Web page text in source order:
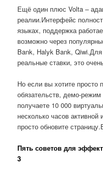
Ещё один плюс Volta –
реалии.Интерфейс
языках, поддержка
возможно через
Bank, Halyk Bank,
реальные ставки, это
Но если вы хотите просто
обязательств, демо-
получаете 10 000
несколько часов
просто обновите
Пять советов для
3